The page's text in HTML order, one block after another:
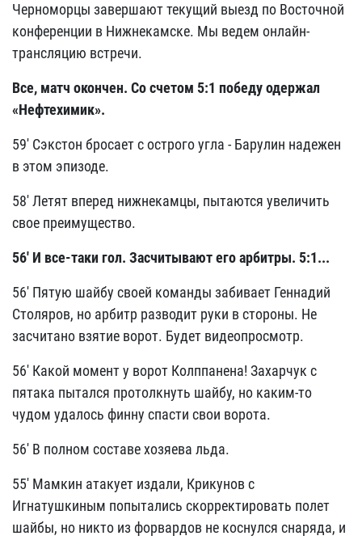
Черноморцы завершают текущий выезд по Восточной
конференции в Нижнекамске. Мы ведем онлайн-
трансляцию встречи.
Все, матч окончен. Со счетом 5:1 победу одержал
«Нефтехимик».
59' Сэкстон бросает с острого угла - Барулин надежен
в этом эпизоде.
58' Летят вперед нижнекамцы, пытаются увеличить
свое преимущество.
56' И все-таки гол. Засчитывают его арбитры. 5:1...
56' Пятую шайбу своей команды забивает Геннадий
Столяров, но арбитр разводит руки в стороны. Не
засчитано взятие ворот. Будет видеопросмотр.
56' Какой момент у ворот Колппанена! Захарчук с
пятака пытался протолкнуть шайбу, но каким-то
чудом удалось финну спасти свои ворота.
56' В полном составе хозяева льда.
55' Мамкин атакует издали, Крикунов с
Игнатушкиным попытались скорректировать полет
шайбы, но никто из форвардов не коснулся снаряда, и